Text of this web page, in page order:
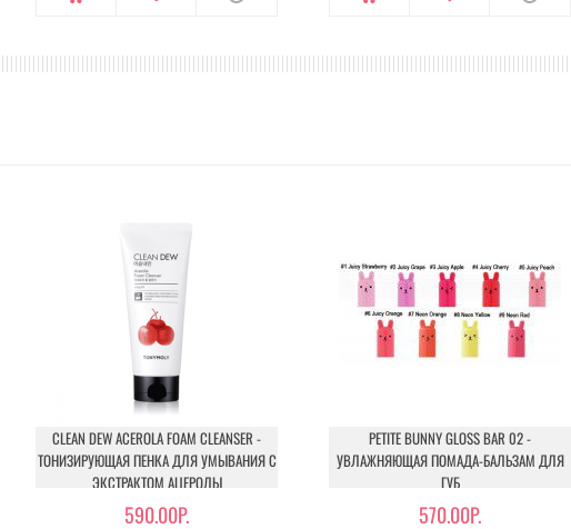
CLEAN DEW ACEROLA FOAM CLEANSER -
ТОНИЗИРУЮЩАЯ ПЕНКА ДЛЯ УМЫВАНИЯ С
ЭКСТРАКТОМ АЦЕРОЛЫ
590.00Р.
PETITE BUNNY GLOSS BAR 02 -
УВЛАЖНЯЮЩАЯ ПОМАДА-БАЛЬЗАМ ДЛЯ
ГУБ
570.00Р.